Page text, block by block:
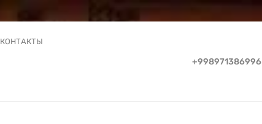
КОНТАКТЫ
+998971386996